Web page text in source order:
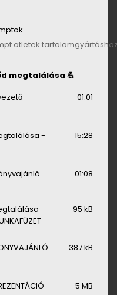
---
ötletek
megtalálása 💪
01:01
-
15:28
01:08
-
95 kB
387 kB
5 MB